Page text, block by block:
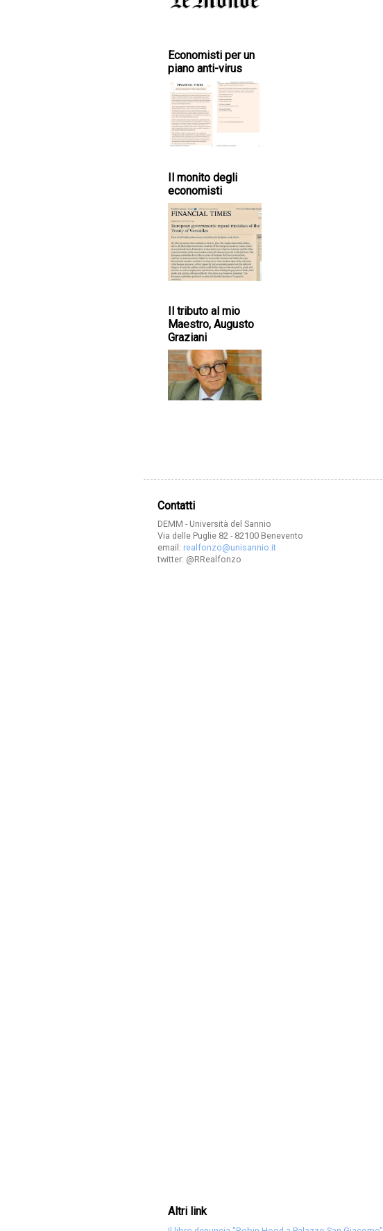
Economisti per un
piano anti-virus
Il monito degli
economisti
Il tributo al mio
Maestro, Augusto
Graziani
Contatti
DEMM - Università del Sannio
Via delle Puglie 82 - 82100 Benevento
email: realfonzo@unisannio.it
twitter: @RRealfonzo
Altri link